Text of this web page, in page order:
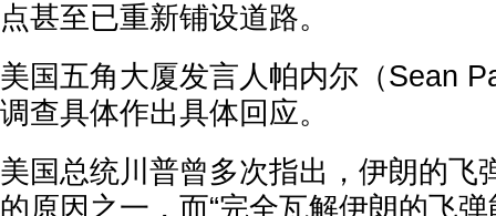
点甚至已重新铺设道路。
美国五角大厦发言人帕内尔（Sean
调查具体作出具体回应。
美国总统川普曾多次指出，伊朗的飞
的原因之一，而“完全瓦解伊朗的飞